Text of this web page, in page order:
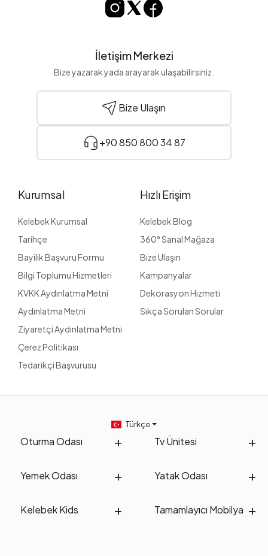
İletişim Merkezi
Bize yazarak yada arayarak ulaşabilirsiniz.
Bize Ulaşın
+90 850 800 34 87
Kurumsal
Kelebek Kurumsal
Tarihçe
Bayilik Başvuru Formu
Bilgi Toplumu Hizmetleri
KVKK Aydınlatma Metni
Aydınlatma Metni
Ziyaretçi Aydınlatma Metni
Çerez Politikası
Tedarikçi Başvurusu
Hızlı Erişim
Kelebek Blog
360° Sanal Mağaza
Bize Ulaşın
Kampanyalar
Dekorasyon Hizmeti
Sıkça Sorulan Sorular
Oturma Odası Tv Ünitesi
Yemek Odası Yatak Odası
Kelebek Kids Tamamlayıcı Mobilya
Türkçe